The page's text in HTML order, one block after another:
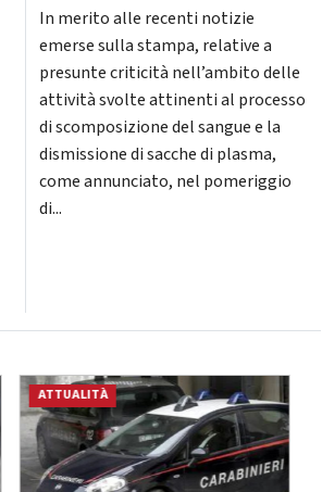
In merito alle recenti notizie
emerse sulla stampa, relative a
presunte criticità nell’ambito delle
attività svolte attinenti al processo
di scomposizione del sangue e la
dismissione di sacche di plasma,
come annunciato, nel pomeriggio
di...
ATTUALITÀ